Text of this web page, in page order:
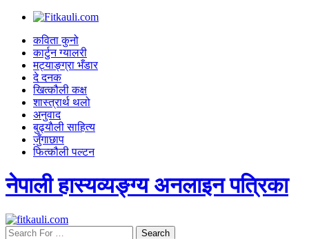
कविता कुनो
कार्टुन ग्यालरी
मट्याङ्ग्रा भँडार
दे दनक
खित्कौली कक्ष
शास्त्रार्थ थलो
अनुवाद
बुढ्याैली साहित्य
जुँगाछाप
फित्कौली पल्टन
नेपाली हास्यव्यङ्ग्य अनलाइन पत्रिका
Search